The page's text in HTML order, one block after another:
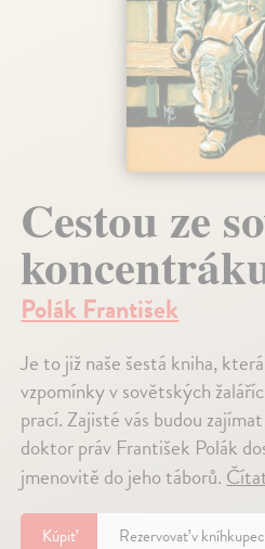
Cestou ze
Polák František
Je to již naše šestá kniha,
vzpomínky v sovětských
prací. Zajisté vás budou
doktor práv František Polák
jmenovitě do jeho táborů.
Kúpiť Rezervovať v